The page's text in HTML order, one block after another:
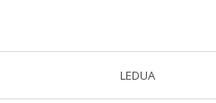
LEDUA